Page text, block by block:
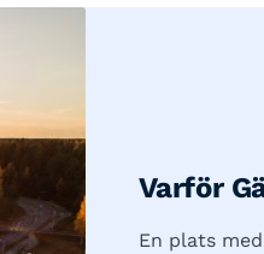
Varför
En plats